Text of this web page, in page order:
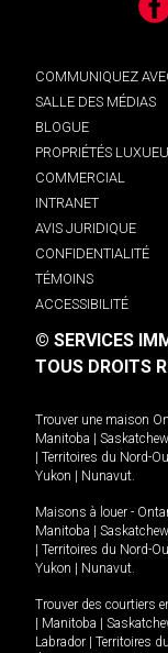
COMMUNIQUEZ
SALLE DES MÉDIAS
BLOGUE
PROPRIÉTÉS
COMMERCIAL
INTRANET
AVIS JURIDIQUE
CONFIDENTIALITÉ
TÉMOINS
ACCESSIBILITÉ
© SERVICES
TOUS DROITS
Trouver une maison
Manitoba
Territoires du Nord-
Yukon
Nunavut.
Maisons à louer -
Manitoba
Territoires du Nord-
Yukon
Nunavut.
Trouver des courtiers
Manitoba
Labrador
Territoires